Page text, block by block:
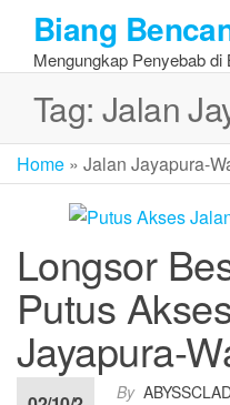
the
content
Biang
Mengungkap Penyebab di
Tag: Jalan
Home » Jalan Jayapura-
Longsor
Putus
Jayapura-
By